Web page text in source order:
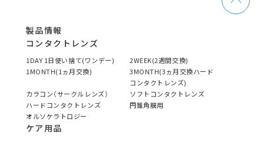
製品情報
コンタクトレンズ
1DAY 1日使い捨て(ワンデー)
2WEEK(2週間交換)
1MONTH(1ヵ月交換)
3MONTH(3ヵ月交換ハード
コンタクトレンズ)
カラコン（サークルレンズ）
ソフトコンタクトレンズ
ハードコンタクトレンズ
円錐角膜用
オルソケラトロジー
ケア用品